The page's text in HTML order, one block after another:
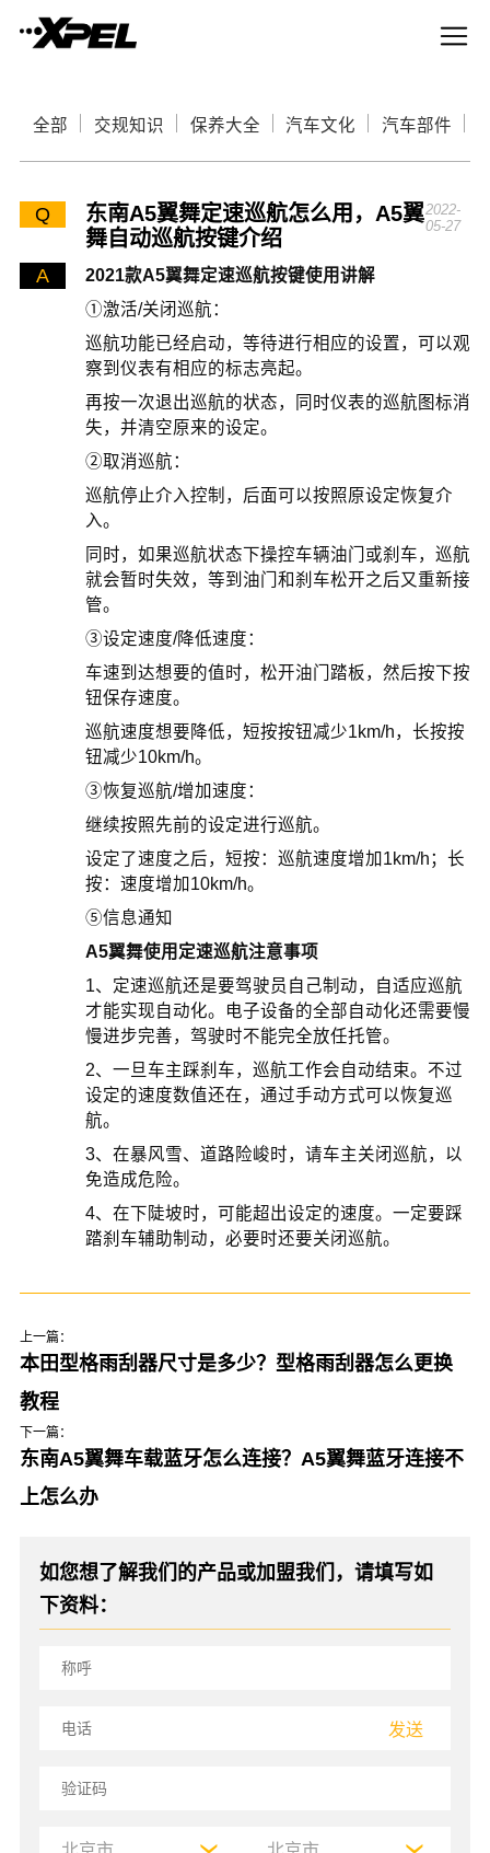
全部 交规知识 保养大全 汽车文化 汽车部件
Q
东南A5翼舞定速巡航怎么用，A5翼
舞自动巡航按键介绍
2022-
05-27
A
2021款A5翼舞定速巡航按键使用讲解
①激活/关闭巡航：
巡航功能已经启动，等待进行相应的设置，可以观
察到仪表有相应的标志亮起。
再按一次退出巡航的状态，同时仪表的巡航图标消
失，并清空原来的设定。
②取消巡航：
巡航停止介入控制，后面可以按照原设定恢复介
入。
同时，如果巡航状态下操控车辆油门或刹车，巡航
就会暂时失效，等到油门和刹车松开之后又重新接
管。
③设定速度/降低速度：
车速到达想要的值时，松开油门踏板，然后按下按
钮保存速度。
巡航速度想要降低，短按按钮减少1km/h，长按按
钮减少10km/h。
③恢复巡航/增加速度：
继续按照先前的设定进行巡航。
设定了速度之后，短按：巡航速度增加1km/h；长
按：速度增加10km/h。
⑤信息通知
A5翼舞使用定速巡航注意事项
1、定速巡航还是要驾驶员自己制动，自适应巡航
才能实现自动化。电子设备的全部自动化还需要慢
慢进步完善，驾驶时不能完全放任托管。
2、一旦车主踩刹车，巡航工作会自动结束。不过
设定的速度数值还在，通过手动方式可以恢复巡
航。
3、在暴风雪、道路险峻时，请车主关闭巡航，以
免造成危险。
4、在下陡坡时，可能超出设定的速度。一定要踩
踏刹车辅助制动，必要时还要关闭巡航。
上一篇：
本田型格雨刮器尺寸是多少？型格雨刮器怎么更换
教程
下一篇：
东南A5翼舞车载蓝牙怎么连接？A5翼舞蓝牙连接不
上怎么办
如您想了解我们的产品或加盟我们，请填写如
下资料：
发送